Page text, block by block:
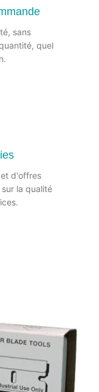
sans
quel
d'offres
la qualité
– Spray 750ml